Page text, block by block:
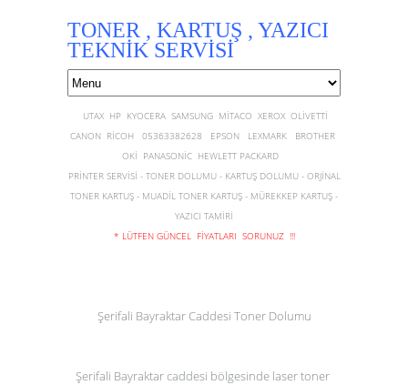
TONER , KARTUŞ , YAZICI
TEKNİK SERVİSİ
UTAX HP KYOCERA SAMSUNG MİTACO XEROX OLİVETTİ
CANON RİCOH 05363382628 EPSON LEXMARK BROTHER
OKİ PANASONİC HEWLETT PACKARD
PRİNTER SERVİSİ - TONER DOLUMU - KARTUŞ DOLUMU - ORJİNAL
TONER KARTUŞ - MUADİL TONER KARTUŞ - MÜREKKEP KARTUŞ -
YAZICI TAMİRİ
* LÜTFEN GÜNCEL FİYATLARI SORUNUZ !!!
Şerifali Bayraktar Caddesi Toner Dolumu
Şerifali Bayraktar caddesi bölgesinde lasertoner